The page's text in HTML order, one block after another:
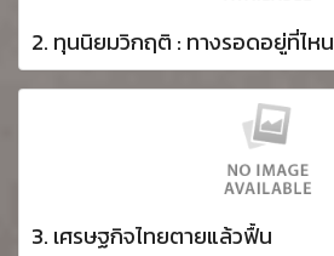
2. ทุนนิยมวิกฤติ : ทางรอดอยู่ที่ไหน
3. เศรษฐกิจไทยตายแล้วฟื้น